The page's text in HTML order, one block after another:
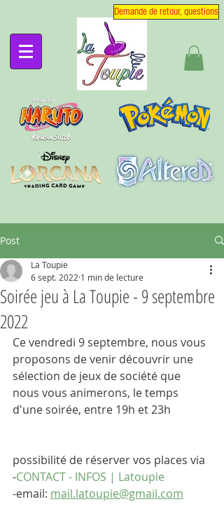
Demande de retour, questions
Post
Soirée jeu à La Toupie - 9 septembre
2022
La Toupie
6 sept. 2022 1 min de lecture
Ce vendredi 9 septembre, nous vous
proposons de venir découvrir une
sélection de jeux de société que
nous vous animerons, le temps
d'une soirée, entre 19h et 23h
possibilité de réserver vos places via
-CONTACT - INFOS | Latoupie
-email: mail.latoupie@gmail.com